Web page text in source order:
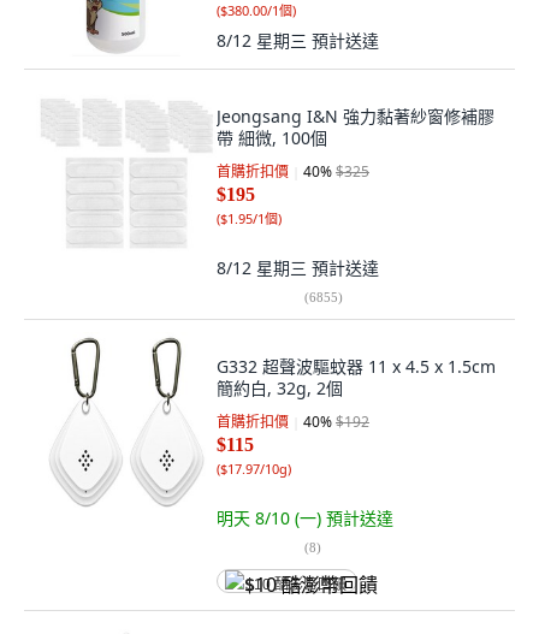
($380.00/1個)
8/12 星期三 預計送達
Jeongsang I&N 強力黏著紗窗修補膠
帶 細微, 100個
首購折扣價 40%$325
$195
($1.95/1個)
8/12 星期三 預計送達
(6855)
G332 超聲波驅蚊器 11 x 4.5 x 1.5cm
簡約白, 32g, 2個
首購折扣價 40%$192
$115
($17.97/10g)
明天 8/10 (一) 預計送達
(8)
$10 酷澎幣回饋